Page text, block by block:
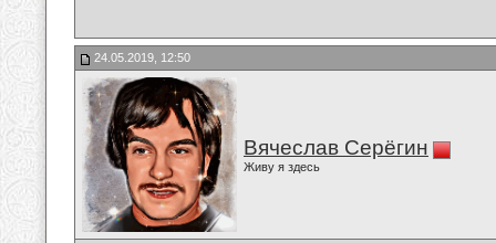
24.05.2019, 12:50
Вячеслав Серёгин
Живу я здесь